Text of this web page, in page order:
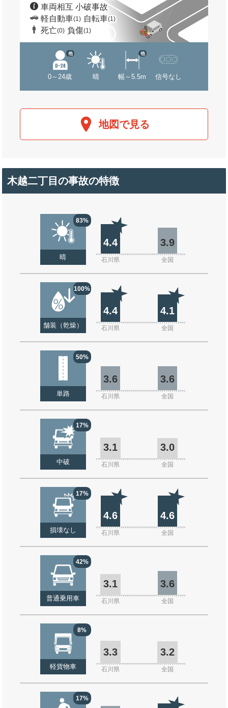
車両相互 小破事故
軽自動車(1) 自転車(1)
死亡(0) 負傷(1)
0～24歳
他
晴 幅～5.5m
他
信号なし
地図で見る
木越二丁目の事故の特徴
83%
晴
4.4 3.9
石川県 全国
100%
舗装（乾燥）
4.4 4.1
石川県 全国
50%
単路
3.6 3.6
石川県 全国
17%
中破
3.1 3.0
石川県 全国
17%
損壊なし
4.6 4.6
石川県 全国
42%
普通乗用車
3.1 3.6
石川県 全国
8%
軽貨物車
3.3 3.2
石川県 全国
17%